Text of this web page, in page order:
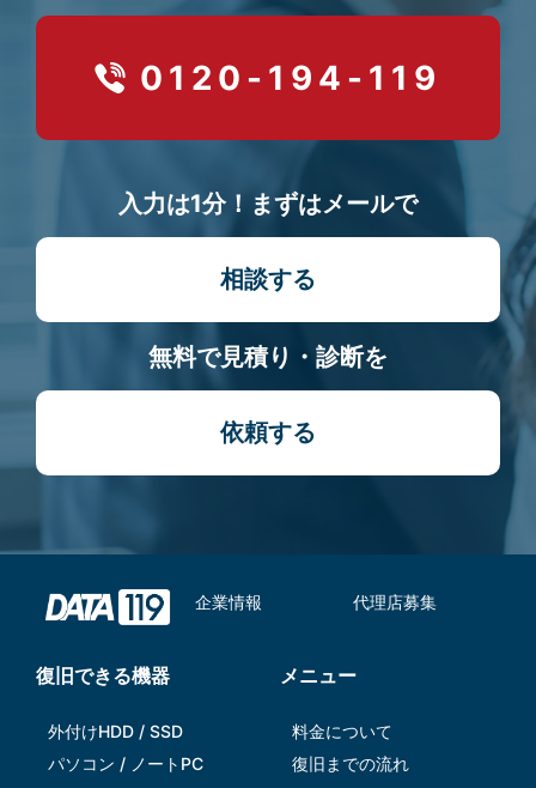
0120-194-119
入力は1分！まずはメールで
相談する
無料で見積り・診断を
依頼する
企業情報 代理店募集
復旧できる機器
外付けHDD / SSD
パソコン / ノートPC
メニュー
料金について
復旧までの流れ